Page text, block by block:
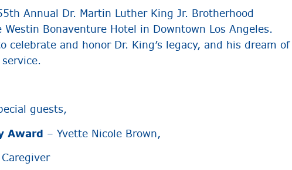
Annual Dr. Martin Luther King Jr. Brotherhood
Bonaventure Hotel in Downtown Los Angeles.
celebrate and honor Dr. King’s legacy, and his dream of
guests,
Award – Yvette Nicole Brown,